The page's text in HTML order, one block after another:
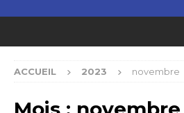
ACCUEIL 2023 novembre